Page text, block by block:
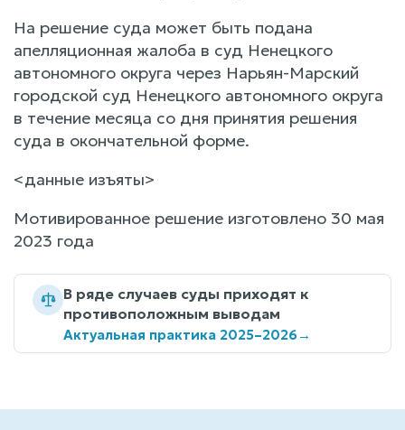
На решение суда может быть подана
апелляционная жалоба в суд Ненецкого
автономного округа через Нарьян-Марский
городской суд Ненецкого автономного округа
в течение месяца со дня принятия решения
суда в окончательной форме.
<данные изъяты>
Мотивированное решение изготовлено 30 мая
2023 года
В ряде случаев суды приходят к
противоположным выводам
Актуальная практика 2025–2026→